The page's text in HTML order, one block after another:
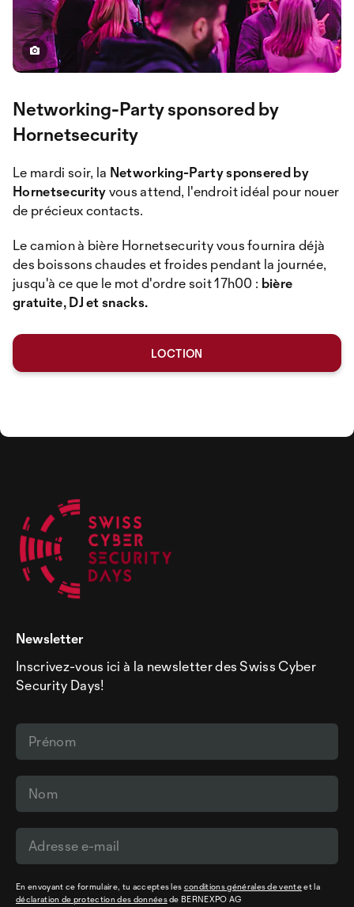
Networking-Party sponsored by
Hornetsecurity
Le mardi soir, la Networking-Party sponsered by
Hornetsecurityvous attend, l'endroit idéal pour nouer
de précieux contacts.
Le camion à bière Hornetsecurity vous fournira déjà
des boissons chaudes et froides pendant la journée,
jusqu'à ce que le mot d'ordre soit 17h00 : bière
gratuite, DJ et snacks.
LOCTION
Newsletter
Inscrivez-vous ici à la newsletter des Swiss Cyber
Security Days!
En envoyant ce formulaire, tu acceptes les conditions générales de venteet la
déclaration de protection des donnéesde BERNEXPO AG